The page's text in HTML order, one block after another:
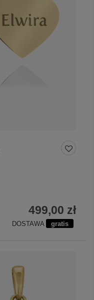
499,00 zł
DOSTAWA gratis